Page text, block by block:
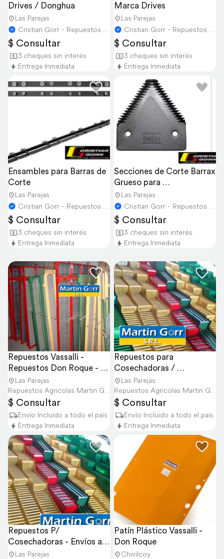
Drives / Donghua
Las Parejas
Cristian Gorr - Repuestos Agricolas
$ Consultar
3 cheques sin interés
Entrega Inmediata
Marca Drives
Las Parejas
Cristian Gorr - Repuestos Agricolas
$ Consultar
3 cheques sin interés
Entrega Inmediata
Ensambles para Barras de
Corte
Las Parejas
Cristian Gorr - Repuestos Agricolas
$ Consultar
3 cheques sin interés
Entrega Inmediata
Secciones de Corte Barrax
Grueso para
Cosechadoras
Las Parejas
Cristian Gorr - Repuestos Agricolas
$ Consultar
3 cheques sin interés
Entrega Inmediata
Repuestos Vassalli -
Repuestos Don Roque -
Cosechadoras
Las Parejas
Repuestos Agricolas Martin Gorr S.R.L.
$ Consultar
Envío Incluido a todo el país
Entrega Inmediata
Repuestos para
Cosechadoras /
Consúltanos por Modelos
Las Parejas
Repuestos Agricolas Martin Gorr S.R.L.
$ Consultar
Envío Incluido a todo el país
Entrega Inmediata
Repuestos P/
Cosechadoras - Envíos a
Todo el País Consulté
Las Parejas
Patín Plástico Vassalli -
Don Roque
Chivilcoy